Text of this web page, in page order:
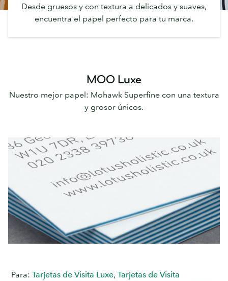
Desde gruesos y con textura a delicados y suaves,
encuentra el papel perfecto para tu marca.
MOO Luxe
Nuestro mejor papel: Mohawk Superfine con una textura
y grosor únicos.
Para: Tarjetas de Visita Luxe, Tarjetas de Visita